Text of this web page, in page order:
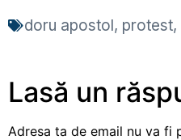
doru apostol, protest,
Lasă un
Adresa ta de email nu va fi